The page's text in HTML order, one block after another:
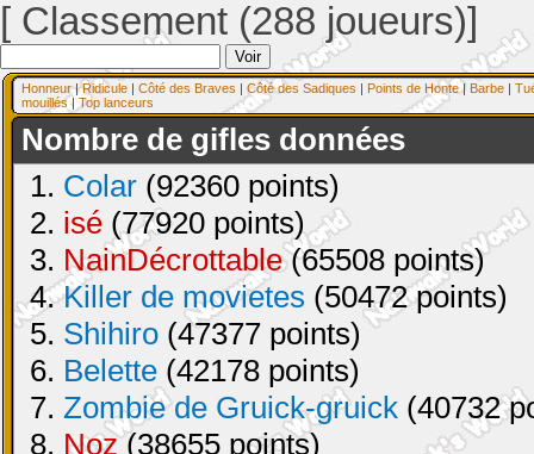
[ Classement (288 joueurs)]
Honneur|Ridicule | Côté des Braves | Côté des Sadiques | Points de Honte| Barbe |
mouillés| Top lanceurs
Nombre de gifles données
1. Colar (92360 points)
2. isé (77920 points)
3. NainDécrottable(65508 points)
4.Killer de movietes (50472 points)
5. Shihiro (47377 points)
6. Belette (42178 points)
7. Zombie de Gruick-gruick (40732
8. Noz(38655 points)